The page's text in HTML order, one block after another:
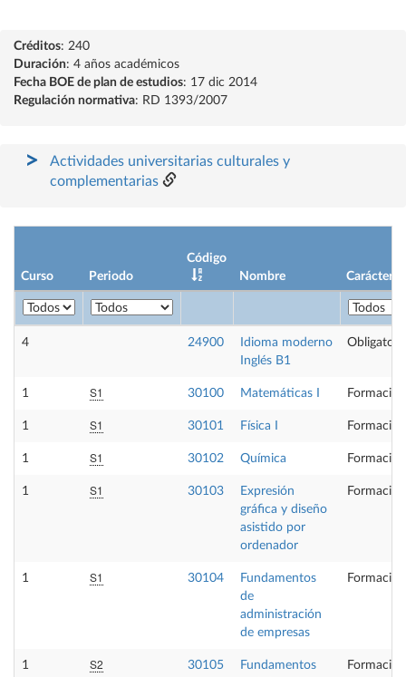
Créditos: 240
Duración: 4 años académicos
Fecha BOE de plan de estudios: 17 dic 2014
Regulación normativa: RD 1393/2007
Actividades universitarias culturales y
complementarias
Curso Periodo
Código
Nombre
Carácter
4 24900
Idioma moderno
Inglés B1
1 S1 30100 Matemáticas I
1 S1 30101 Física I
1 S1 30102 Química
1 S1 30103
Expresión
gráfica y diseño
asistido por
ordenador
1 S1 30104
Fundamentos
de
administración
de empresas
1 S2 30105
Fundamentos